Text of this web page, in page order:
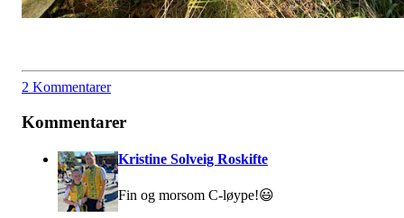
2 Kommentarer
Kommentarer
Kristine Solveig Roskifte
Fin og morsom C-løype!😃